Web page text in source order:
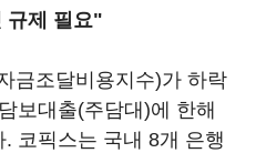
규제 필요"
금조달비용지수)가 하락
보대출(주담대)에 한해
코픽스는 국내 8개 은행